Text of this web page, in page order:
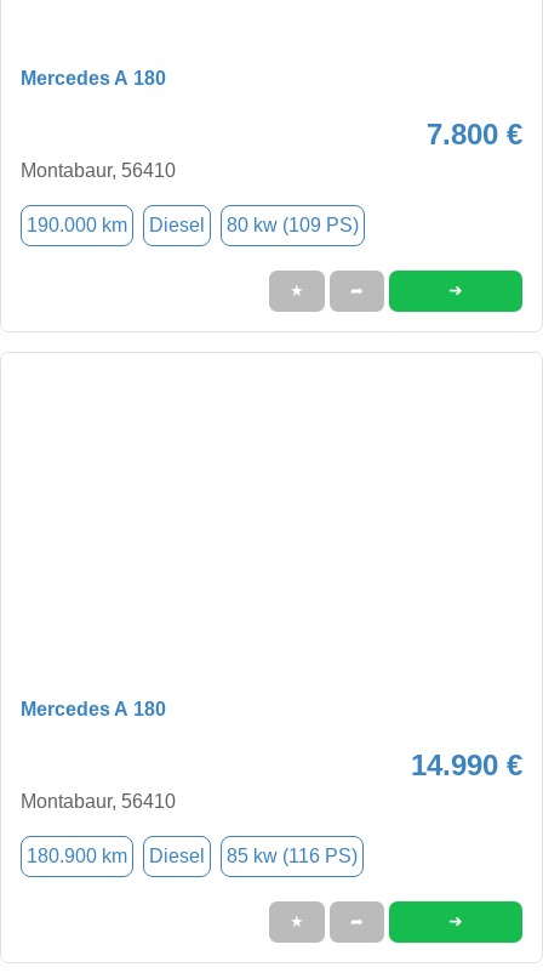
Mercedes A 180
7.800 €
Montabaur, 56410
190.000 km Diesel 80 kw (109 PS)
★ ➦ ➜
Mercedes A 180
14.990 €
Montabaur, 56410
180.900 km Diesel 85 kw (116 PS)
★ ➦ ➜